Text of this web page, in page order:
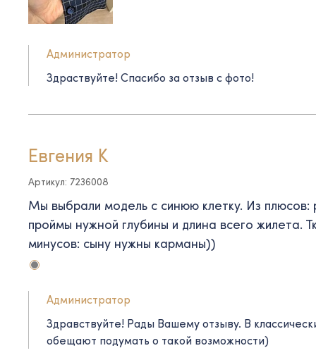
Администратор
Здраствуйте! Спасибо за отзыв с фото!
Евгения К
Артикул: 7236008
Мы выбрали модель с синюю клетку. Из плюсов:
проймы нужной глубины и длина всего жилета.
минусов: сыну нужны карманы))
Администратор
Здравствуйте! Рады Вашему отзыву. В
обещают подумать о такой возможности)